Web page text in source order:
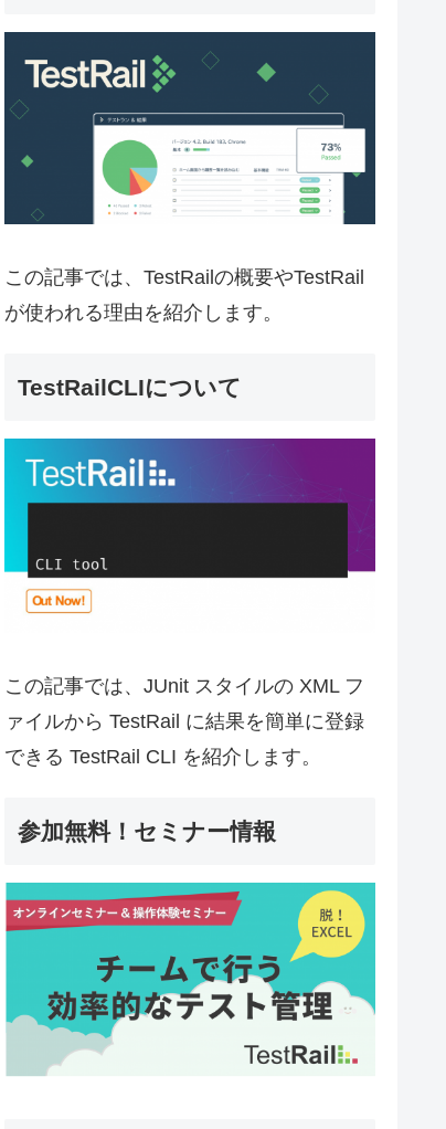
この記事では、TestRailの概要やTestRail
が使われる理由を紹介します。
TestRailCLIについて
この記事では、JUnit スタイルの XML フ
ァイルから TestRail に結果を簡単に登録
できる TestRail CLI を紹介します。
参加無料！セミナー情報